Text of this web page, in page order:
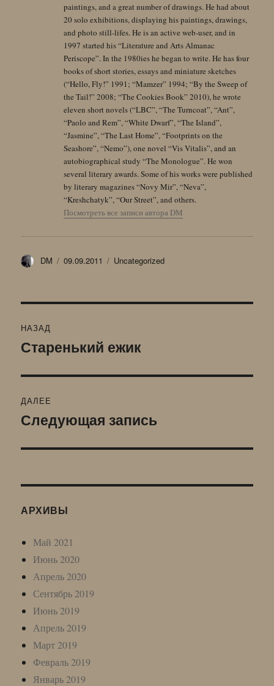
paintings, and a great number of drawings. He had about
20 solo exhibitions, displaying his paintings, drawings,
and photo still-lifes. He is an active web-user, and in
1997 started his “Literature and Arts Almanac
Periscope”. In the 1980ies he began to write. He has four
books of short stories, essays and miniature sketches
(“Hello, Fly!” 1991; “Mamzer” 1994; “By the Sweep of
the Tail!” 2008; “The Cookies Book” 2010), he wrote
eleven short novels (“LBC”, “The Turncoat”, “Ant”,
“Paolo and Rem”, “White Dwarf”, “The Island”,
“Jasmine”, “The Last Home”, “Footprints on the
Seashore”, “Nemo”), one novel “Vis Vitalis”, and an
autobiographical study “The Monologue”. He won
several literary awards. Some of his works were published
by literary magazines “Novy Mir”, “Neva”,
“Kreshchatyk”, “Our Street”, and others.
Посмотреть все записи автора DM
Автор
DM Опубликовано
09.09.2011 Рубрики
Uncategorized
по
НАЗАД
Предыдущая
Старенький ежик
ДАЛЕЕ
Следующая
Следующая запись
АРХИВЫ
Май 2021
Июнь 2020
Апрель 2020
Сентябрь 2019
Июнь 2019
Апрель 2019
Март 2019
Февраль 2019
Январь 2019